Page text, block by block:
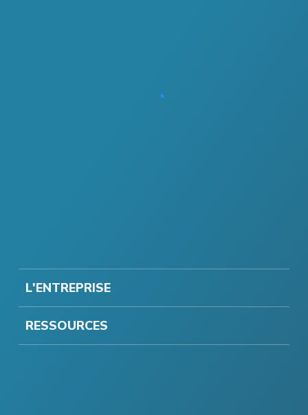
L'ENTREPRISE
RESSOURCES